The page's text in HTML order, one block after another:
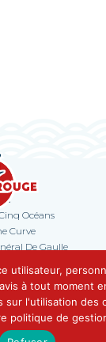
à tout
l'utilisation
politique de
Océans
Curve
De Gaulle
90
•
Politique de gestion des